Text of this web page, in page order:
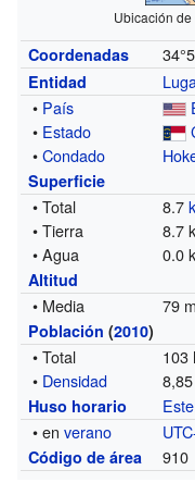
Ubicación
Coordenadas
Entidad
• País
• Estado
•Condado
Superficie
• Total 8.7
• Tierra
8.7
• Agua
0.0
Altitud
• Media 79
Población (2010)
• Total
103
• Densidad
Huso horario Este
• enverano
Código de área 910